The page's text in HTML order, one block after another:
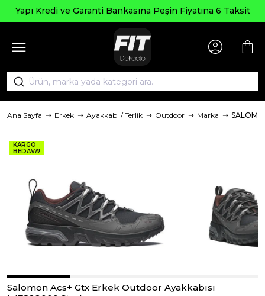
Yapı Kredi ve Garanti Bankasına Peşin Fiyatına 6 Taksit
Ana Sayfa Erkek Ayakkabı / Terlik Outdoor Marka
KARGO
BEDAVA!
Salomon Acs+ Gtx Erkek Outdoor Ayakkabısı